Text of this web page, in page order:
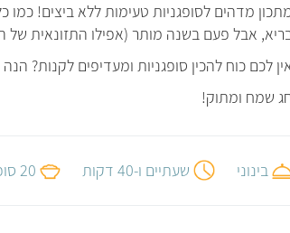
מדהים לסופגניות טעימות ללא ביצים! כמו
אבל פעם בשנה מותר (אפילו התזונאית
לכם כוח להכין סופגניות ומעדיפים לקנות?
שמח ומתוק!
בינוני שעתיים ו-40 דקות 20 סופגניות קטנות